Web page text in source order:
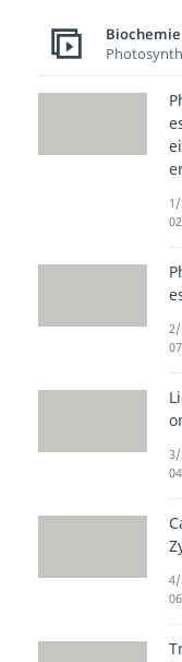
Die
mit
die
Im
Biochemie
2/
3/
4/